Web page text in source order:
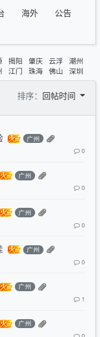
海外
公告
揭阳 肇庆 云浮
潮州
江门 珠海 佛山 深圳
排序： 回帖时间
广州
0
广州
0
广州
0
广州
0
广州
1
广州